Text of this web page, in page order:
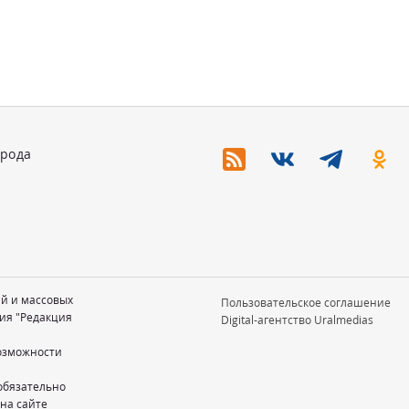
и массовых
"Редакция
сайте
Пользовательское соглашение
Digital-агентство Uralmedias